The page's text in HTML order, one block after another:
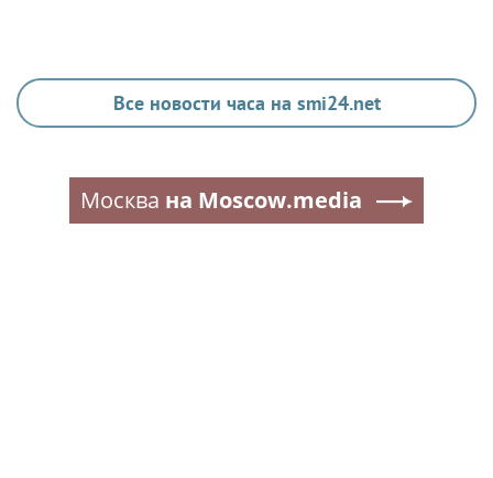
Все новости часа на smi24.net
Москва на Moscow.media